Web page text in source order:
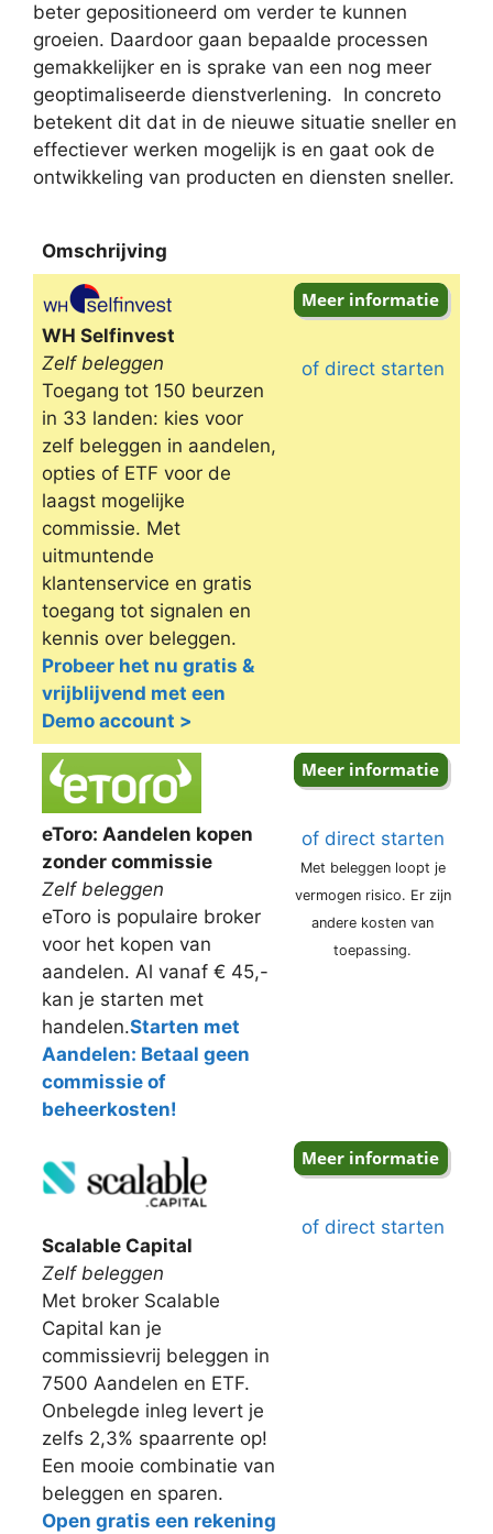
beter gepositioneerd om verder te kunnen
groeien. Daardoor gaan bepaalde processen
gemakkelijker en is sprake van een nog meer
geoptimaliseerde dienstverlening. In concreto
betekent dit dat in de nieuwe situatie sneller en
effectiever werken mogelijk is en gaat ook de
ontwikkeling van producten en diensten sneller.
Omschrijving
Omschrijving
WH Selfinvest
Zelf beleggen
Toegang tot 150 beurzen
in 33 landen: kies voor
zelf beleggen in aandelen,
opties of ETF voor de
laagst mogelijke
commissie. Met
uitmuntende
klantenservice en gratis
toegang tot signalen en
kennis over beleggen.
Probeer het nu gratis &
vrijblijvend met een
Demo account >
of direct starten
eToro: Aandelen kopen
zonder commissie
Zelf beleggen
eToro is populaire broker
voor het kopen van
aandelen. Al vanaf € 45,-
kan je starten met
handelen.Starten met
Aandelen: Betaal geen
commissie of
beheerkosten!
of direct starten
Met beleggen loopt je
vermogen risico. Er zijn
andere kosten van
toepassing.
Scalable Capital
Zelf beleggen
Met broker Scalable
Capital kan je
commissievrij beleggen in
7500 Aandelen en ETF.
Onbelegde inleg levert je
zelfs 2,3% spaarrente op!
Een mooie combinatie van
beleggen en sparen.
Open gratis een rekening
of direct starten